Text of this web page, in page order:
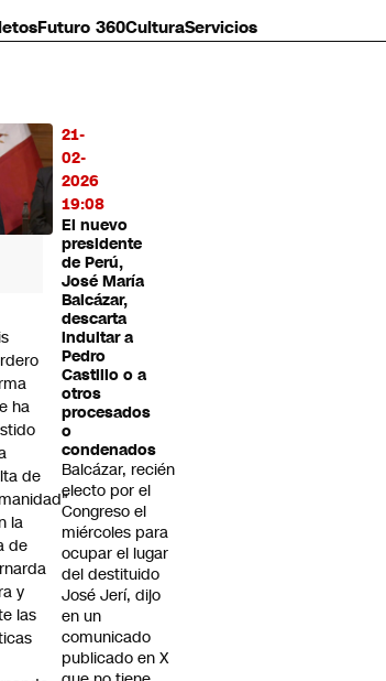
Futuro 360CulturaServicios
21-
02-
2026
19:08
El nuevo
presidente
de Perú,
José María
Balcázar,
descarta
indultar a
Pedro
Castillo o a
otros
procesados
o
condenados
Balcázar, recién
electo por el
Congreso el
miércoles para
ocupar el lugar
del destituido
José Jerí, dijo
en un
comunicado
publicado en X
ha
de
la
de
y
las